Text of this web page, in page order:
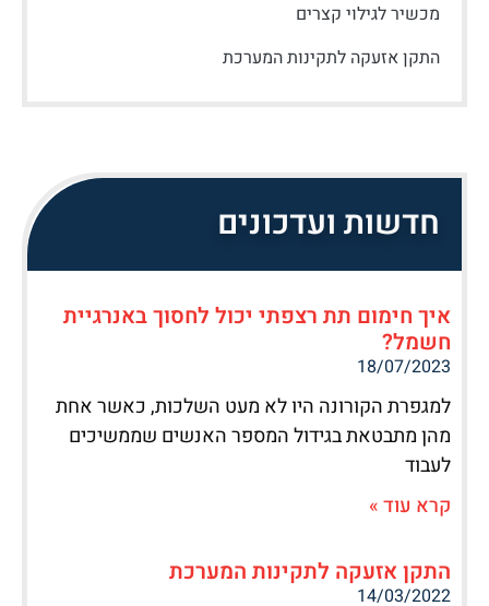
מכשיר לגילוי קצרים
התקן אזעקה לתקינות המערכת
חדשות ועדכונים
איך חימום תת רצפתי יכול לחסוך באנרגיית
חשמל?
18/07/2023
למגפרת הקורונה היו לא מעט השלכות, כאשר אחת
מהן מתבטאת בגידול המספר האנשים שממשיכים
לעבוד
קרא עוד »
התקן אזעקה לתקינות המערכת
14/03/2022